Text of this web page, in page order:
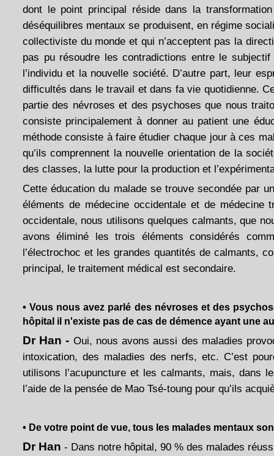
dont le point principal réside dans la
déséquilibres mentaux se produisent, en régime
collectiviste du monde et qui n’acceptent pas la
pas pu résoudre les contradictions entre le
l’individu et la nouvelle société. D’autre part, leur
difficultés dans le travail et dans fa vie quotidienne.
partie des névroses et des psychoses que nous
consiste principalement à donner au patient une
méthode consiste à faire étudier chaque jour à ces
qu’ils comprennent la nouvelle orientation de la
des classes, la lutte pour la production et
Cette éducation du malade se trouve secondée par
éléments de médecine occidentale et de médecine
occidentale, nous utilisons quelques calmants, que
avons éliminé les trois éléments considérés
l’électrochoc et les grandes quantités de calmants,
principal, le traitement médical est secondaire.
• Vous nous avez parlé des névroses et des
hôpital il n'existe pas de cas de démence ayant une
Dr Han - Oui, nous avons aussi des maladies
intoxication, des maladies des nerfs, etc. C’est
utilisons l’acupuncture et les calmants, mais, dans
l’aide de la pensée de Mao Tsé-toung pour qu’ils
• De votre point de vue, tous les malades mentaux
Dr Han - Dans notre hôpital, 90 % des malades